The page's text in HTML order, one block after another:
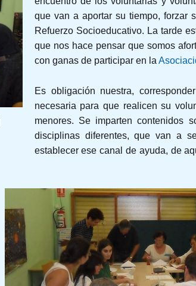
que van a aportar su tiempo, forzar
Refuerzo Socioeducativo. La tarde
que nos hace pensar que somos
con ganas de participar en la
Es obligación nuestra,
necesaria para que realicen su
menores. Se imparten contenidos
disciplinas diferentes, que van a
establecer ese canal de ayuda, de